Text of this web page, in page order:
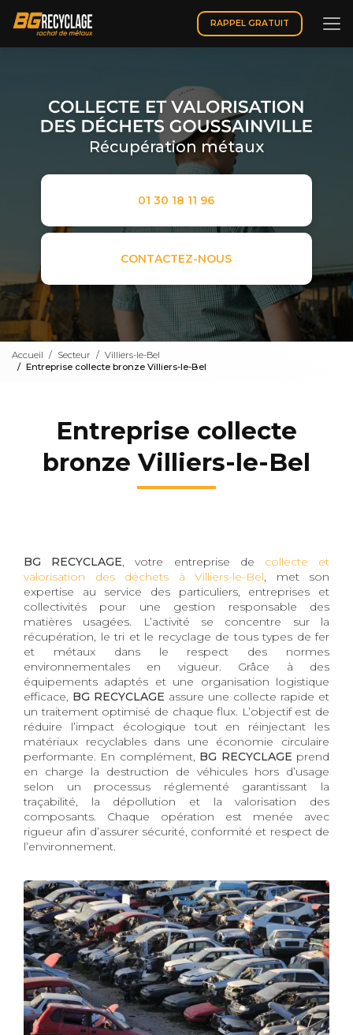
contenu
principal
RAPPEL GRATUIT
Récupération métaux
01 30 18 11 96
CONTACTEZ-NOUS
Accueil Secteur
Villiers-le-Bel
Entreprise collecte bronze Villiers-le-Bel
Entreprise collecte
bronze Villiers-le-Bel
BG RECYCLAGE, votre entreprise de collecte et
valorisation des déchets à Villiers-le-Bel, met son
expertise au service des particuliers, entreprises et
collectivités pour une gestion responsable des
matières usagées. L’activité se concentre sur la
récupération, le tri et le recyclage de tous types de fer
et métaux dans le respect des normes
environnementales en vigueur. Grâce à des
équipements adaptés et une organisation logistique
efficace, BG RECYCLAGE assure une collecte rapide et
un traitement optimisé de chaque flux. L’objectif est de
réduire l’impact écologique tout en réinjectant les
matériaux recyclables dans une économie circulaire
performante. En complément, BG RECYCLAGE prend
en charge la destruction de véhicules hors d’usage
selon un processus réglementé garantissant la
traçabilité, la dépollution et la valorisation des
composants. Chaque opération est menée avec
rigueur afin d’assurer sécurité, conformité et respect de
l’environnement.